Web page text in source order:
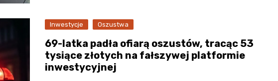
Inwestycje Oszustwa
69-latka padła ofiarą oszustów, tracąc 53
tysiące złotych na fałszywej platformie
inwestycyjnej